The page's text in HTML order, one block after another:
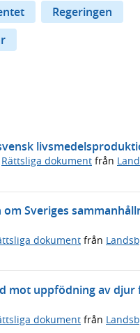
Regeringen
Rättsliga dokument från
Sveriges
dokument från
mot uppfödning av
dokument från